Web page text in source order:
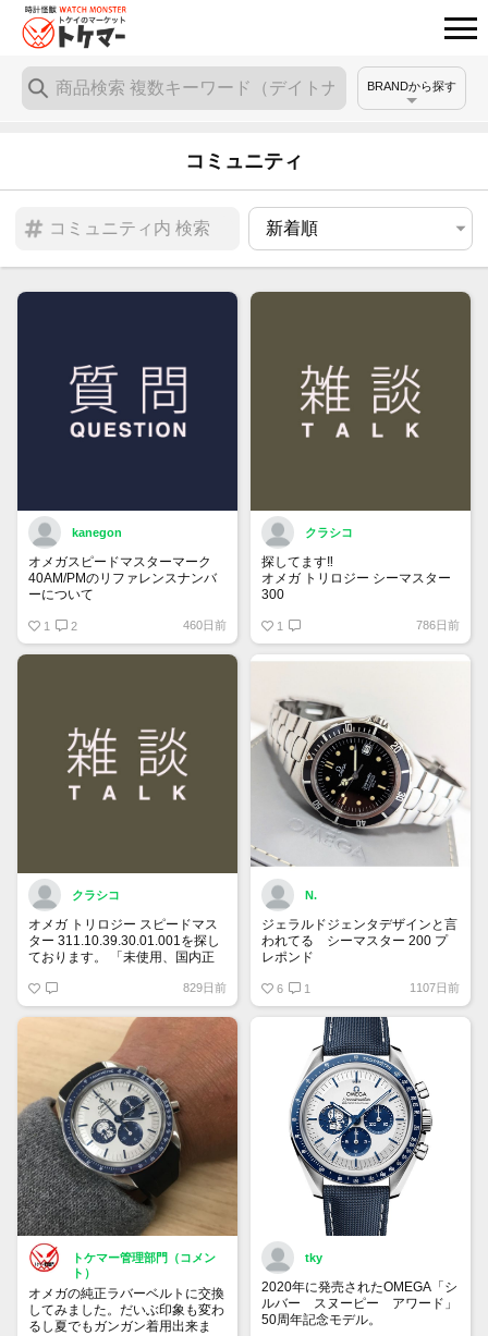
BRANDから探す
コミュニティ
kanegon
オメガスピードマスターマーク
40AM/PMのリファレンスナンバ
ーについて
保証書にはREF:35205300とある
のですが、裏蓋の内側を見ると
1 2 460日前
クラシコ
探してます‼️
オメガ トリロジー シーマスター
300
全て有り綺麗な個体をお持ちで
90万円前後で譲って頂ける方、
宜しくお願い致します。
1 786日前
クラシコ
オメガ トリロジー スピードマス
ター 311.10.39.30.01.001を探し
ております。 「未使用、国内正
り希望」 予算は120万円です。
宜しくお願い致します。
829日前
N.
ジェラルドジェンタデザインと言
われてる シーマスター 200 プ
レポンド
は貴重
6 1 1107日前
トケマー管理部門（コメン
ト）
オメガの純正ラバーベルトに交換
してみました。だいぶ印象も変わ
るし夏でもガンガン着用出来ま
tky
2020年に発売されたOMEGA「シ
ルバー スヌーピー アワード」
50周年記念モデル。